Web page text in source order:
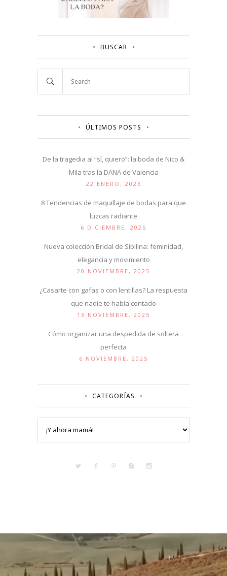
BUSCAR
ÚLTIMOS POSTS
De la tragedia al “sí, quiero”: la boda de Nico &
Mila tras la DANA de Valencia
22 ENERO, 2026
8 Tendencias de maquillaje de bodas para que
luzcas radiante
6 DICIEMBRE, 2025
Nueva colección Bridal de Sibilina: feminidad,
elegancia y movimiento
20 NOVIEMBRE, 2025
¿Casarte con gafas o con lentillas? La respuesta
que nadie te había contado
13 NOVIEMBRE, 2025
Cómo organizar una despedida de soltera
perfecta
6 NOVIEMBRE, 2025
CATEGORÍAS